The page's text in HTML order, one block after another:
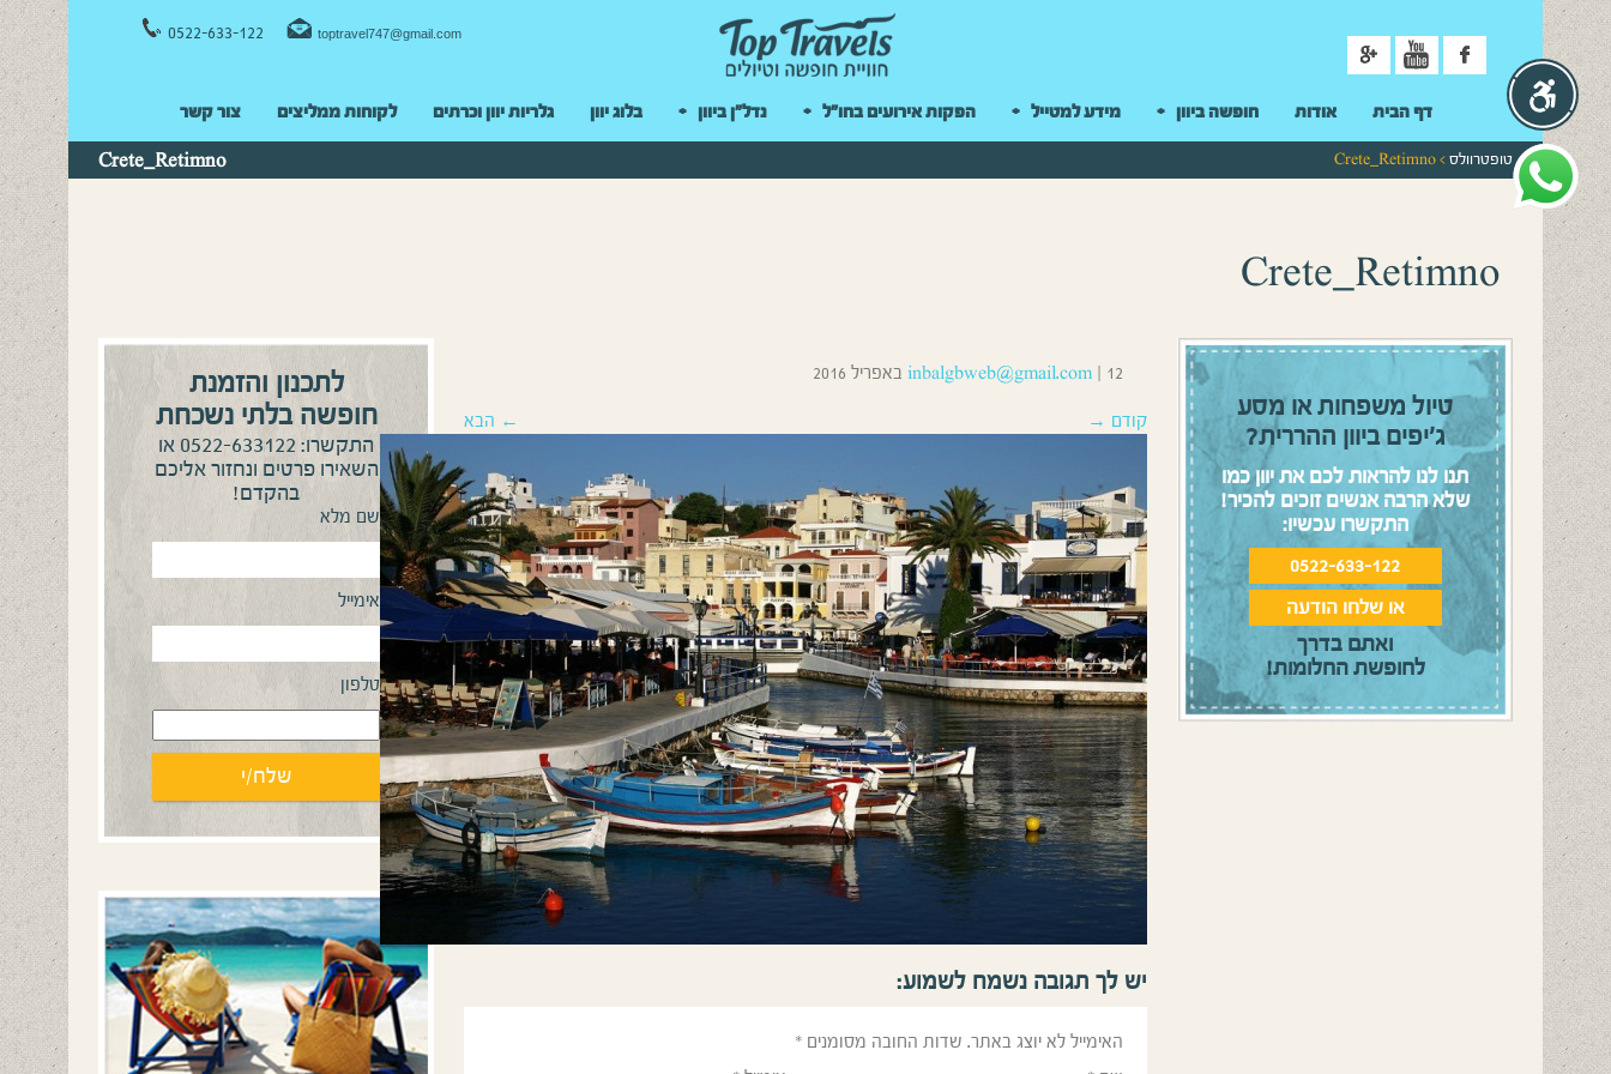
0522-633-122 toptravel747@gmail.com
דף הבית אודות חופשה ביוון מידע למטייל הפקות אירועים בחו"ל נדל"ן ביוון בלוג יוון גלריות יוון וכרתים לקוחות ממליצים צור קשר
טופטרוולס > Crete_Retimno
Crete_Retimno
Crete_Retimno
לתכנון והזמנת
חופשה בלתי נשכחת
התקשרו: 0522-633122 או
השאירו פרטים ונחזור אליכם
בהקדם!
שם מלא
אימייל
טלפון
inbalgbweb@gmail.com 12 באפריל 2016
קודם → ← הבא
יש לך תגובה נשמח לשמוע:
האימייל לא יוצג באתר. שדות החובה מסומנים *
טיול משפחות או מסע
ג’יפים ביוון ההררית?
תנו לנו להראות לכם את יוון כמו
שלא הרבה אנשים זוכים להכיר!
התקשרו עכשיו:
0522-633-122
או שלחו הודעה
ואתם בדרך
לחופשת החלומות!